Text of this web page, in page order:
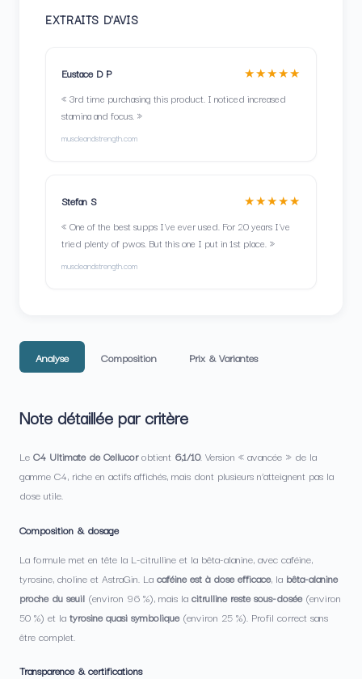
EXTRAITS D'AVIS
Eustace D P ★★★★★
« 3rd time purchasing this product. I noticed increased
stamina and focus. »
muscleandstrength.com
Stefan S ★★★★★
« One of the best supps I've ever used. For 20 years I've
tried plenty of pwos. But this one I put in 1st place. »
muscleandstrength.com
Analyse Composition Prix & Variantes
Note détaillée par critère
Le C4 Ultimate de Cellucorobtient 6,1/10. Version « avancée » de la
gamme C4, riche en actifs affichés, mais dont plusieurs n’atteignent pas la
dose utile.
Composition & dosage
La formule met en tête la L-citrulline et la bêta-alanine, avec caféine,
tyrosine, choline et AstraGin. La caféine est à dose efficace, la bêta-alanine
proche du seuil (environ 96 %), mais la citrulline reste sous-dosée (environ
50 %) et la tyrosine quasi symbolique (environ 25 %). Profil correct sans
être complet.
Transparence & certifications